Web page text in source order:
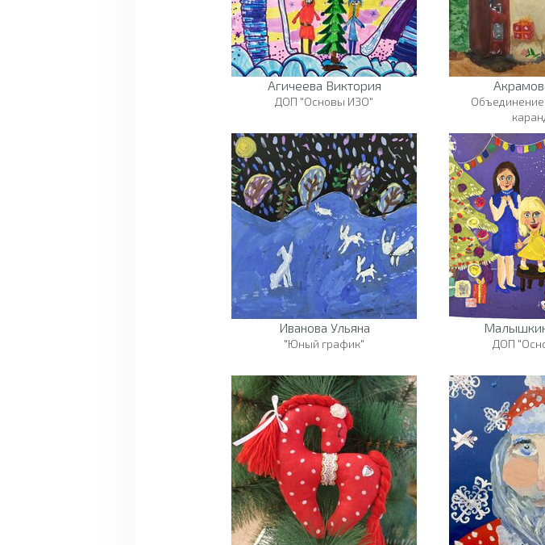
Агичеева Виктория
ДОП "Основы ИЗО"
Иванова Ульяна
"Юный график" ДОП